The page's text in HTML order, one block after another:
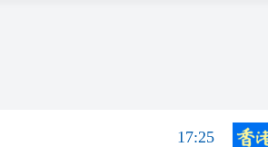
17:25